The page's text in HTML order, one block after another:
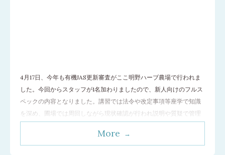
4月17日、今年も有機JAS更新審査がここ明野ハーブ農場で行われま
した。今回からスタッフが1名加わりましたので、新人向けのフルス
ペックの内容となりました。講習では法令や改定事項等座学で知識
を深め、圃場では周回しながら現状確認が行われ説明や質疑で管理
た作業や使用資材等についても種の由来から収穫に至るまでの工程
More